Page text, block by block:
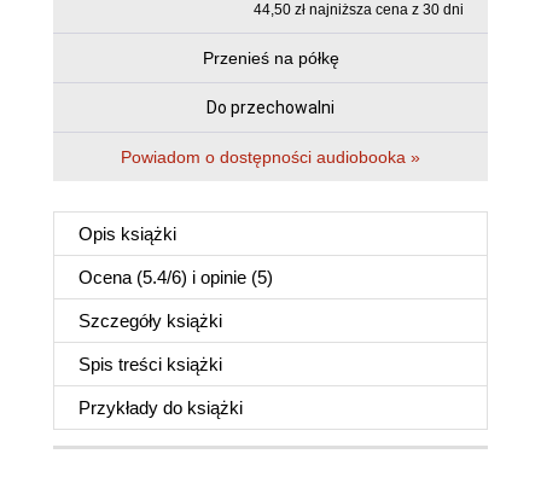
44,50 zł najniższa cena z 30 dni
Przenieś na półkę
Do przechowalni
Powiadom o dostępności audiobooka »
Opis książki
Ocena (5.4/6) i opinie (5)
Szczegóły książki
Spis treści książki
Przykłady do książki